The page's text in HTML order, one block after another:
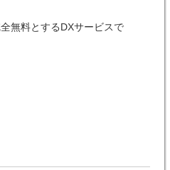
無料とするDXサービスで